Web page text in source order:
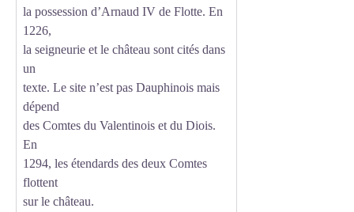
la possession d’Arnaud IV de Flotte. En
1226,
la seigneurie et le château sont cités dans
un
texte. Le site n’est pas Dauphinois mais
dépend
des Comtes du Valentinois et du Diois.
En
1294, les étendards des deux Comtes
flottent
sur le château.